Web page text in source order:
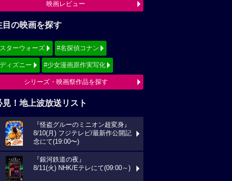
映画レビュー
目の映画を探す
ターウォーズ #名探偵コナン
ィズニー #少女漫画原作実写化
シリーズ・映画祭作品を探す
見！地上波放送リスト
『怪盗グルーのミニオン超変身』
8/10(月) フジテレビ/最新作公開記
念にて(19:00〜)
『銀河鉄道の夜』
8/11(火) NHK/Eテレにて(09:00～)